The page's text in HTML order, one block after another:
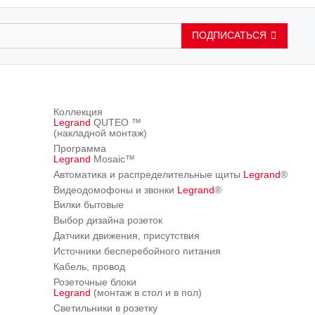
ПОДПИСАТЬСЯ
Коллекция
Legrand QUTEO ™
(накладной монтаж)
Программа
Legrand Mosaic™
Автоматика и распределительные щиты Legrand®
Видеодомофоны и звонки Legrand®
Вилки бытовые
Выбор дизайна розеток
Датчики движения, присутствия
Источники бесперебойного питания
Кабель, провод
Розеточные блоки
Legrand (монтаж в стол и в пол)
Светильники в розетку